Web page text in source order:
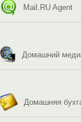
Mail.RU Agent
Домашний
Домашняя